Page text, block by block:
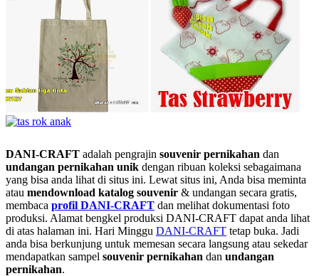
DANI-CRAFT adalah pengrajin souvenir pernikahan dan
undangan pernikahan unik dengan ribuan koleksi sebagaimana
yang bisa anda lihat di situs ini. Lewat situs ini, Anda bisa meminta
atau mendownload katalog souvenir & undangan secara gratis,
membaca profil DANI-CRAFT dan melihat dokumentasi foto
produksi. Alamat bengkel produksi DANI-CRAFT dapat anda lihat
di atas halaman ini. Hari Minggu DANI-CRAFT tetap buka. Jadi
anda bisa berkunjung untuk memesan secara langsung atau sekedar
mendapatkan sampel souvenir pernikahan dan undangan
pernikahan.